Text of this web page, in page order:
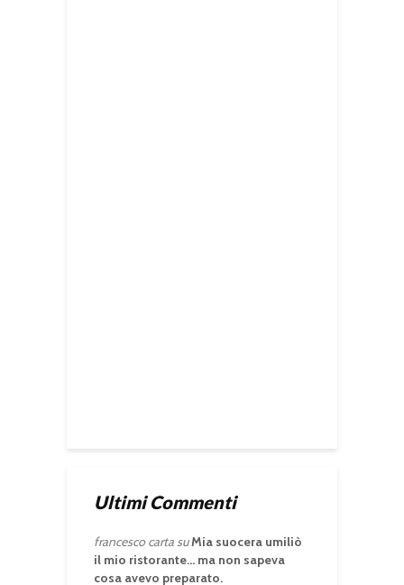
Ultimi Commenti
francesco carta suMia suocera umiliò
il mio ristorante… ma non sapeva
cosa avevo preparato.